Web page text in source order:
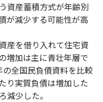
資産蓄積方式が年齢別
が減少する可能性が高
産を借り入れて住宅資
増加は主に青壮年層で
全国民負債資料を比較
り実質負債は増加した
減少した。